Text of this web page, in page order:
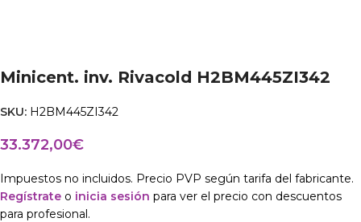
Minicent. inv. Rivacold H2BM445ZI342
SKU: H2BM445ZI342
33.372,00€
Impuestos no incluidos. Precio PVP según tarifa del fabricante.
Regístrate o inicia sesión para ver el precio con descuentos
para profesional.